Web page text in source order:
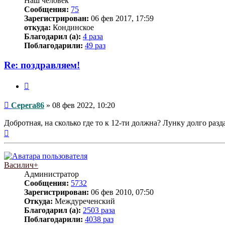
Сообщения: 75
Зарегистрирован: 06 фев 2017, 17:59
откуда: Кондинское
Благодарил (а): 4 раза
Поблагодарили: 49 раз
Re: поздравляем!
Сообщение
Серега86 » 08 фев 2022, 10:20
Добротная, на сколько где то к 12-ти должна? Лунку долго
Василич+
Администратор
Сообщения: 5732
Зарегистрирован: 06 фев 2010, 07:50
Откуда: Междуреченский
Благодарил (а): 2503 раза
Поблагодарили: 4038 раз